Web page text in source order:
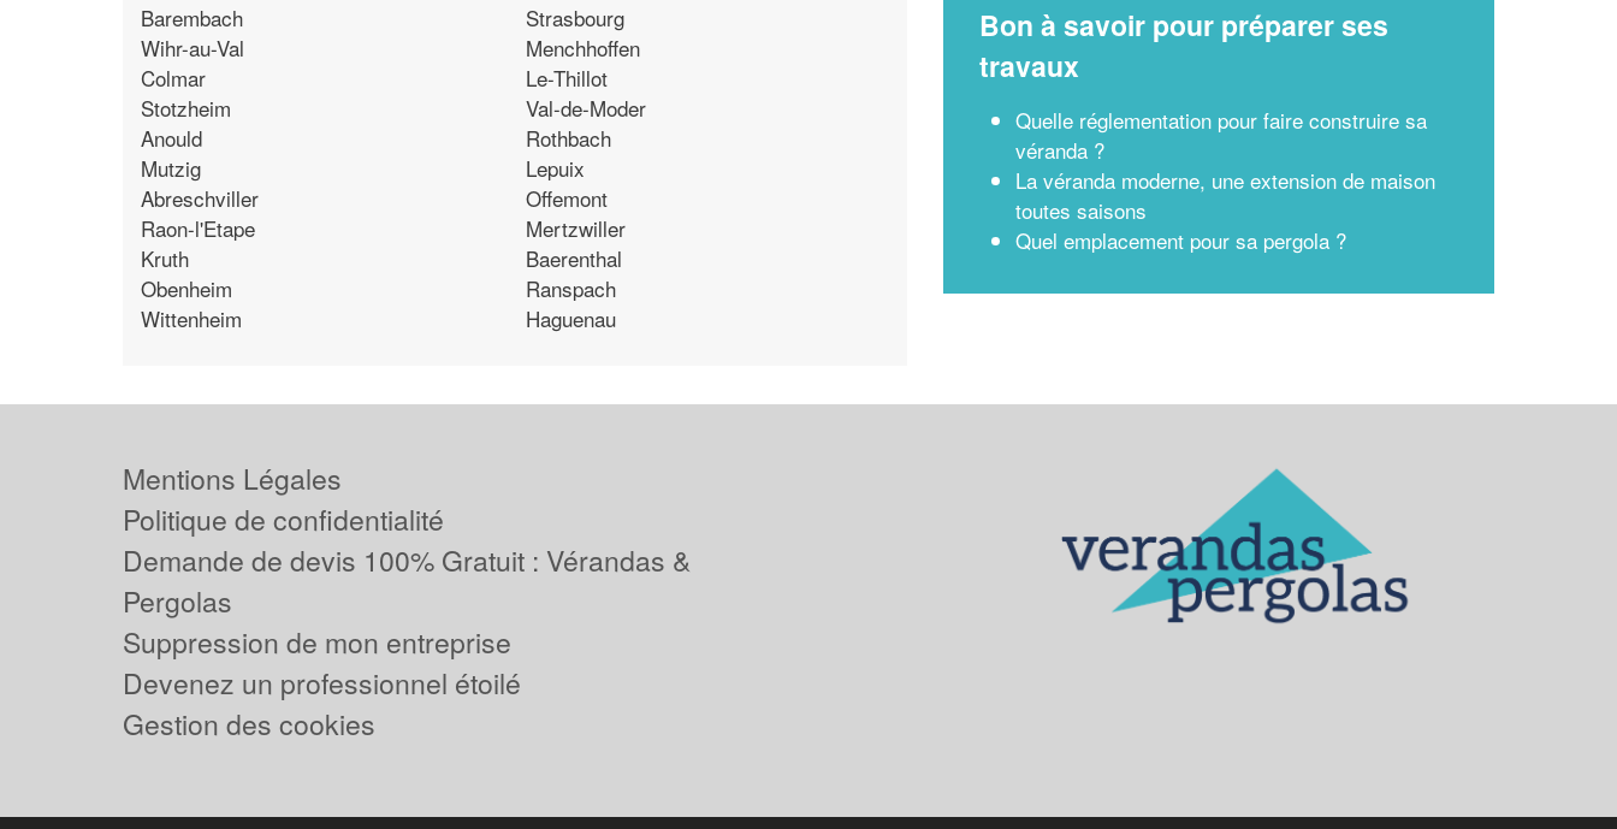
Barembach
Wihr-au-Val
Colmar
Stotzheim
Anould
Mutzig
Abreschviller
Raon-l'Etape
Kruth
Obenheim
Wittenheim
Strasbourg
Menchhoffen
Le-Thillot
Val-de-Moder
Rothbach
Lepuix
Offemont
Mertzwiller
Baerenthal
Ranspach
Haguenau
Bon à savoir pour préparer ses
travaux
Quelle réglementation pour faire construire sa
véranda ?
La véranda moderne, une extension de maison
toutes saisons
Quel emplacement pour sa pergola ?
Mentions Légales
Politique de confidentialité
Demande de devis 100% Gratuit : Vérandas &
Pergolas
Suppression de mon entreprise
Devenez un professionnel étoilé
Gestion des cookies